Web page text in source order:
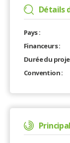
Détails
Pays :
Financeurs :
Durée du
Convention :